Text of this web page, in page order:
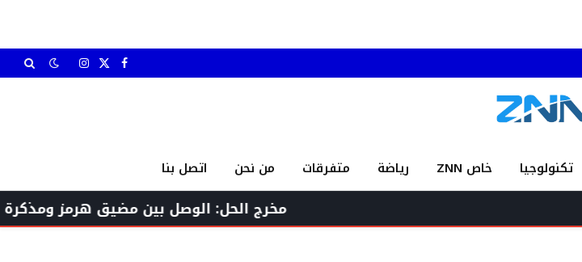
فيسبوك
X الانستغرام
تكنولوجيا خاص ZNN رياضة متفرقات من نحن اتصل بنا
مخرج الحل: الوصل بين مضيق هرمز ومذكرة